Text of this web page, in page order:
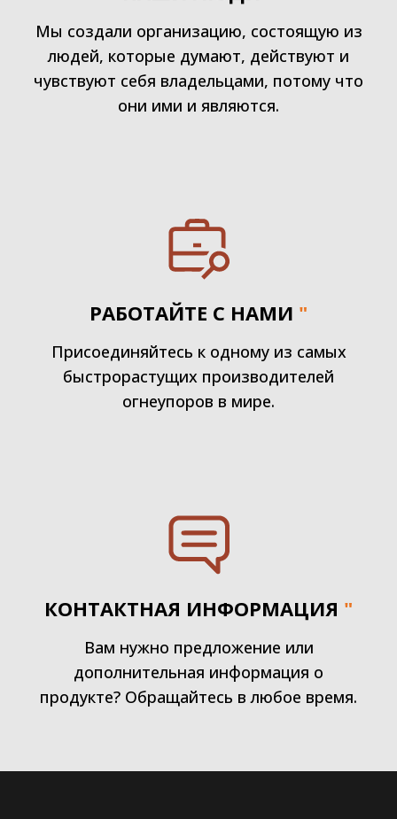
Мы создали организацию, состоящую из
людей, которые думают, действуют и
чувствуют себя владельцами, потому что
они ими и являются.
РАБОТАЙТЕ С НАМИ "
Присоединяйтесь к одному из самых
быстрорастущих производителей
огнеупоров в мире.
КОНТАКТНАЯ ИНФОРМАЦИЯ "
Вам нужно предложение или
дополнительная информация о
продукте? Обращайтесь в любое время.